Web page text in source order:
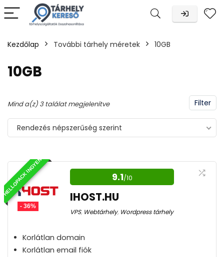
Kezdőlap További tárhely méretek 10GB
10GB
Filter
Mind a(z) 3 találat megjelenítveSorted
by
popularity
Rendezés népszerűség szerint
HELLOPACK INGYEN
- 36%
9.1/10
IHOST.HU
VPS, Webtárhely, Wordpress tárhely
Korlátlan domain
Korlátlan email fiók